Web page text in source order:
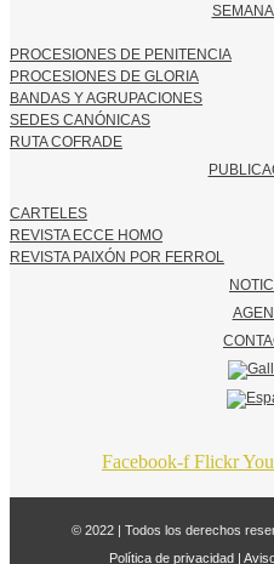
PROCESIONES DE PENITENCIA
PROCESIONES DE GLORIA
BANDAS Y AGRUPACIONES
SEDES CANÓNICAS
RUTA COFRADE
CARTELES
REVISTA ECCE HOMO
REVISTA PAIXÓN POR FERROL
Facebook-f Flickr
© 2022 | Todos los derechos
Política de privacidad|